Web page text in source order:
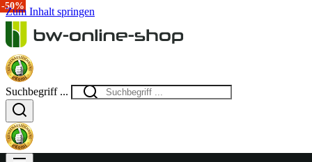
Zum Inhalt springen
Suchbegriff ...
-50%
-50%
-50%
-50%
-50%
-15%
-50%
-50%
-50%